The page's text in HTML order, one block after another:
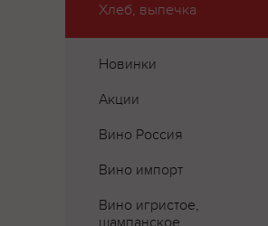
Хлеб, выпечка
Новинки
Акции
Вино Россия
Вино импорт
Вино игристое,
шампанское